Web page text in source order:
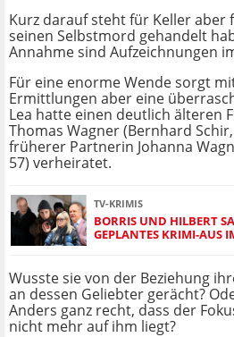
Kurz darauf steht für Keller aber
seinen Selbstmord gehandelt
Annahme sind Aufzeichnungen
Für eine enorme Wende sorgt
Ermittlungen aber eine
Lea hatte einen deutlich älteren
Thomas Wagner (Bernhard
früherer Partnerin Johanna
57) verheiratet.
TV-KRIMIS
BORRIS UND HILBERT
GEPLANTES KRIMI-AUS
Wusste sie von der Beziehung
an dessen Geliebter gerächt?
Anders ganz recht, dass der
nicht mehr auf ihm liegt?